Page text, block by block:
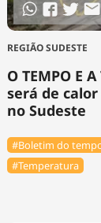
REGIÃO SUDESTE
O TEMPO E
será de
no Sudeste
#Boletim do
#Temperatura